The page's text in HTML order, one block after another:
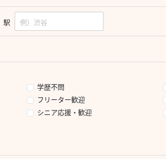
駅
学歴不問
フリーター歓迎
シニア応援・歓迎